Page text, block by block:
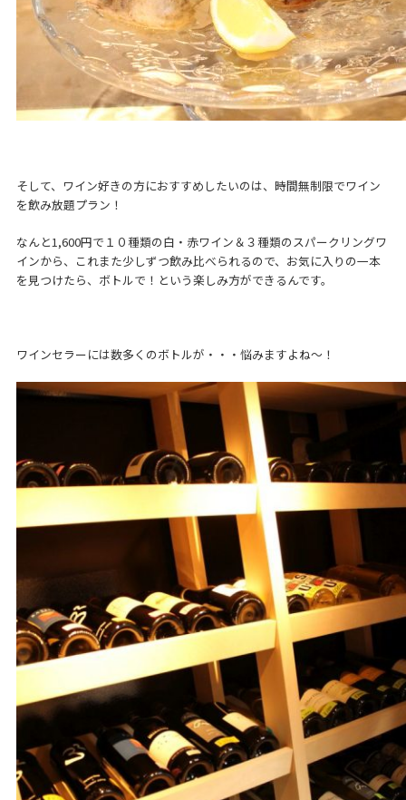
そして、ワイン好きの方におすすめしたいのは、時間無制限でワイン
を飲み放題プラン！
なんと1,600円で１０種類の白・赤ワイン＆３種類のスパークリングワ
インから、これまた少しずつ飲み比べられるので、お気に入りの一本
を見つけたら、ボトルで！という楽しみ方ができるんです。
ワインセラーには数多くのボトルが・・・悩みますよね～！